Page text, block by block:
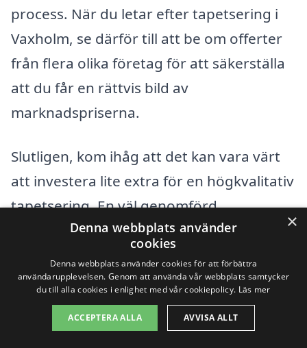
process. När du letar efter tapetsering i
Vaxholm, se därför till att be om offerter
från flera olika företag för att säkerställa
att du får en rättvis bild av
marknadspriserna.
Slutligen, kom ihåg att det kan vara värt
att investera lite extra för en högkvalitativ
tapetsering. En väl genomförd
tapetsering kan förvandla ett rum och
en smart långsiktig investering. Genom
att noggrant överväga alla dessa faktorer
kan du lättare förstå vad som ligger till
×
Denna webbplats använder
cookies
Denna webbplats använder cookies för att förbättra
användarupplevelsen. Genom att använda vår webbplats samtycker
du till alla cookies i enlighet med vår cookiepolicy. Läs mer
ACCEPTERA ALLA AVVISA ALLT